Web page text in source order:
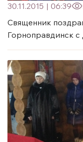
30.11.2015 | 06:39
Священник
Горноправдинск